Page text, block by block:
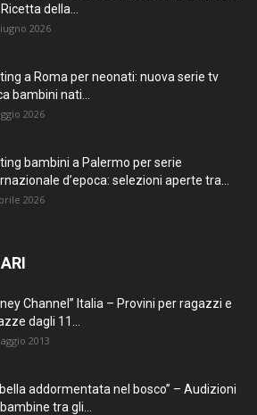
della...
2026
a Roma per neonati: nuova serie tv
bambini nati...
2026
bambini a Palermo per serie
d’epoca: selezioni aperte tra...
2026
Channel” Italia – Provini per ragazzi e
dagli 11...
2013
bella addormentata nel bosco” – Audizioni
tra gli...